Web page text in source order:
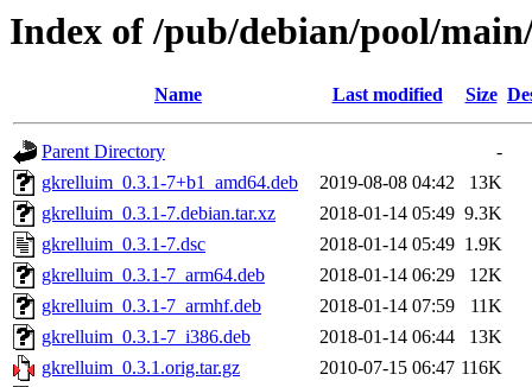
Index of /pub/debian/pool/
Name Last modified Size
Parent Directory
-
gkrelluim_0.3.1-7+b1_amd64.deb
2019-08-08 04:42
13K
gkrelluim_0.3.1-7.debian.tar.xz
2018-01-14 05:49 9.3K
gkrelluim_0.3.1-7.dsc
2018-01-14 05:49 1.9K
gkrelluim_0.3.1-7_arm64.deb
2018-01-14 06:29
12K
gkrelluim_0.3.1-7_armhf.deb
2018-01-14 07:59
11K
gkrelluim_0.3.1-7_i386.deb
2018-01-14 06:44
13K
gkrelluim_0.3.1.orig.tar.gz
2010-07-15 06:47 116K